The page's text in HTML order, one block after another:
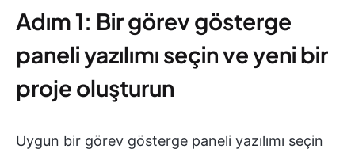
Adım 1: Bir görev gösterge
paneli yazılımı seçin ve yeni bir
proje oluşturun
Uygun bir görev gösterge paneli yazılımı seçin